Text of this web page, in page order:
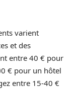
varient
et des
entre 40 € pour
€ pour un hôtel
entre 15-40 €